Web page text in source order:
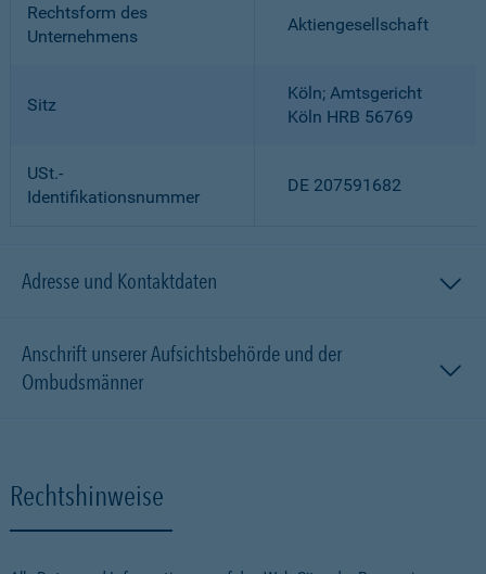
Rechtsform des
Unternehmens
Aktiengesellschaft
Sitz
Köln; Amtsgericht
Köln HRB 56769
USt.-
Identifikationsnummer
DE 207591682
Adresse und Kontaktdaten
Anschrift unserer Aufsichtsbehörde und der
Ombudsmänner
Rechtshinweise